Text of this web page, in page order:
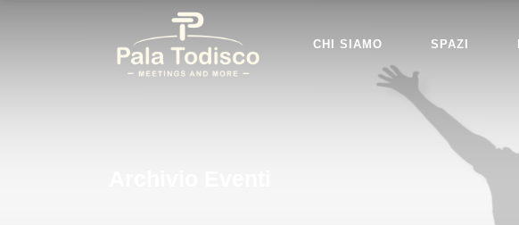
CHI SIAMO SPAZI